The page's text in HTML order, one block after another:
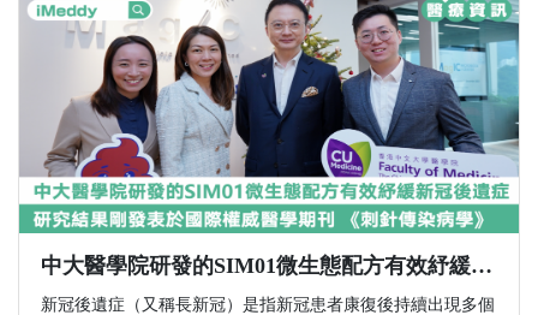
中大醫學院研發的SIM01微生態配方有效紓緩新冠後遺症 研究結果剛發表於國際權威醫學期刊 《刺針傳染病學》
新冠後遺症（又稱長新冠）是指新冠患者康復後持續出現多個